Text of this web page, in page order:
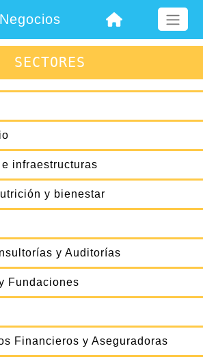
SECTORES
infraestructuras
y bienestar
y Auditorías
Fundaciones
Financieros y Aseguradoras